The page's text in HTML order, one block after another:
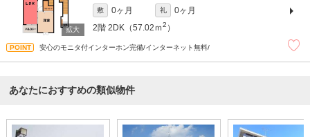
敷 0ヶ月 礼
0ヶ月
2階 2DK（57.02ｍ2 ）
安心のモニタ付インターホン完備/インターネット無料/
あなたにおすすめの類似物件